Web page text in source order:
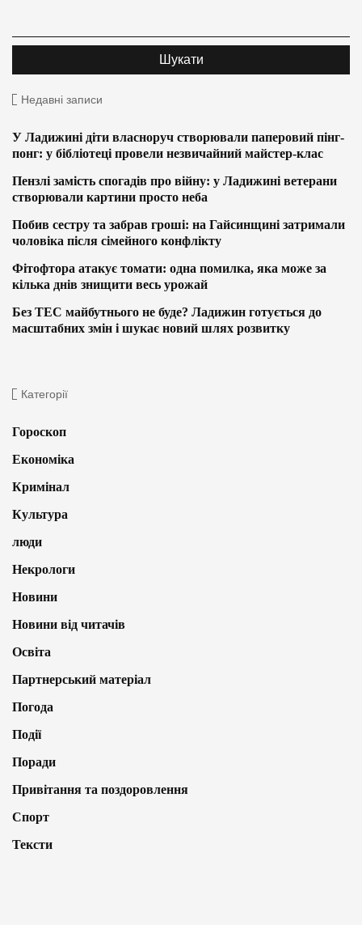
Недавні записи
У Ладижині діти власноруч створювали паперовий пінг-
понг: у бібліотеці провели незвичайний майстер-клас
Пензлі замість спогадів про війну: у Ладижині ветерани
створювали картини просто неба
Побив сестру та забрав гроші: на Гайсинщині затримали
чоловіка після сімейного конфлікту
Фітофтора атакує томати: одна помилка, яка може за
кілька днів знищити весь урожай
Без ТЕС майбутнього не буде? Ладижин готується до
масштабних змін і шукає новий шлях розвитку
Категорії
Гороскоп
Економіка
Кримінал
Культура
люди
Некрологи
Новини
Новини від читачів
Освіта
Партнерський матеріал
Погода
Події
Поради
Привітання та поздоровлення
Спорт
Тексти